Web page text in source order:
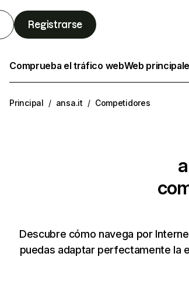
Registrarse
Comprueba el tráfico webWeb
Principal / ansa.it / Competidores
Descubre cómo navega por
puedas adaptar perfectamente la